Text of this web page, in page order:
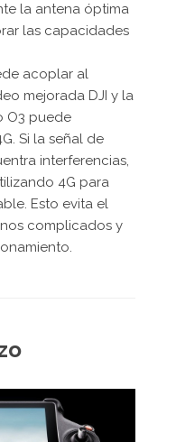
la antena óptima
las capacidades
acoplar al
mejorada DJI y la
O3 puede
Si la señal de
interferencias,
4G para
Esto evita el
complicados y